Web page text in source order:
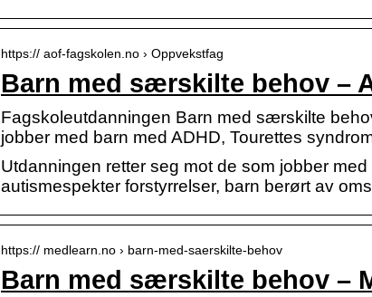
https:// aof-fagskolen.no › Oppvekstfag
Barn med særskilte behov –
Fagskoleutdanningen Barn med særskilte
jobber med barn med ADHD, Tourettes
Utdanningen retter seg mot de som jobber
autismespekter forstyrrelser, barn berørt av
https:// medlearn.no › barn-med-saerskilte-behov
Barn med særskilte behov –